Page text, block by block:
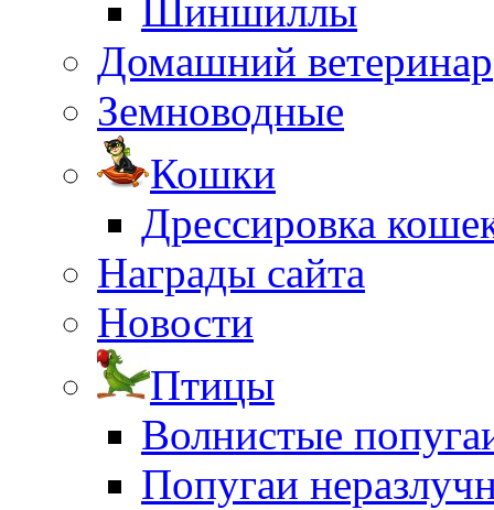
Шиншиллы
Домашний ветеринар
Земноводные
Кошки
Дрессировка
Награды сайта
Новости
Птицы
Волнистые
Попугаи